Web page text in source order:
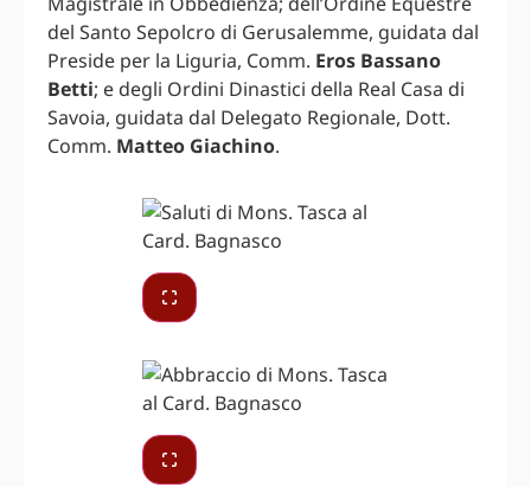
del Santo Sepolcro di Gerusalemme, guidata dal
Preside per la Liguria, Comm. Eros Bassano
Betti; e degli Ordini Dinastici della Real Casa di
Savoia, guidata dal Delegato Regionale, Dott.
Comm. Matteo Giachino.